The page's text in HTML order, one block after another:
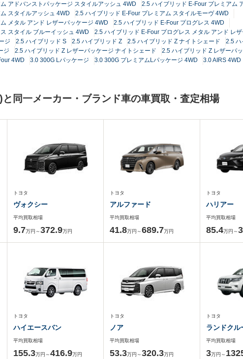
アドバンストパッケージ スタイルアッシュ 4WD
2.5 ハイブリッド E-Four プレミアム
スタイルアッシュ 4WD
2.5 ハイブリッド E-Four プレミアム スタイルモーヴ 4WD
メタル アンド レザーパッケージ 4WD
2.5 ハイブリッド E-Four プログレス 4WD
スタイル ブルーイッシュ 4WD
2.5 ハイブリッド E-Four プログレス メタル アンド レ
ジ
2.5 ハイブリッド S 2.5 ハイブリッド Z 2.5 ハイブリッド Z ナイトシェード
2.5 ハ
ジ
2.5 ハイブリッド Z レザーパッケージ ナイトシェード
2.5 ハイブリッド Z レザーパ
4WD
3.0 300G Lパッケージ 3.0 300G プレミアムLパッケージ 4WD 3.0 AIRS 4WD
同一メーカー・ブランド車の車買取・査定相場
トヨタ
ヴォクシー
平均買取相場
9.7万円～372.9万円
トヨタ
アルファード
平均買取相場
41.8万円～689.7万円
トヨタ
ハリアー
平均買取相場
85.4万円～
トヨタ
ハイエースバン
平均買取相場
155.3万円～416.9万円
トヨタ
ノア
平均買取相場
53.3万円～320.3万円
トヨタ
ランドクル
平均買取相場
3万円～